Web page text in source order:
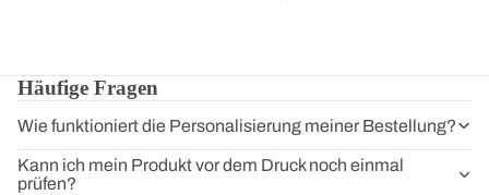
Häufige Fragen
Wie funktioniert die Personalisierung meiner Bestellung?
Kann ich mein Produkt vor dem Druck noch einmal
prüfen?